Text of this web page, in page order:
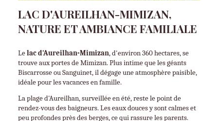
LAC D'AUREILHAN-MIMIZAN,
NATURE ET AMBIANCE FAMILIALE
Le lac d'Aureilhan-Mimizan, d'environ 360 hectares, se
trouve aux portes de Mimizan. Plus intime que les géants
Biscarrosse ou Sanguinet, il dégage une atmosphère paisible,
idéale pour les vacances en famille.
La plage d'Aureilhan, surveillée en été, reste le point de
rendez-vous des baigneurs. Les eaux douces y sont calmes et
peu profondes près des berges, ce qui rassure les parents.